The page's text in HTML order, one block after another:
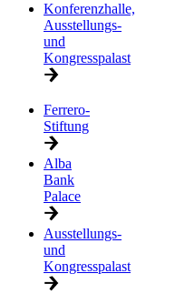
Konferenzhalle,
Ausstellungs-
und
Kongresspalast
Ferrero-
Stiftung
Alba
Bank
Palace
Ausstellungs-
und
Kongresspalast